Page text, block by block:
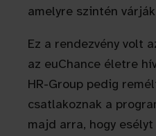
amelyre szintén
Ez a rendezvény volt
az euChance életre
HR-Group pedig
csatlakoznak a
majd arra, hogy